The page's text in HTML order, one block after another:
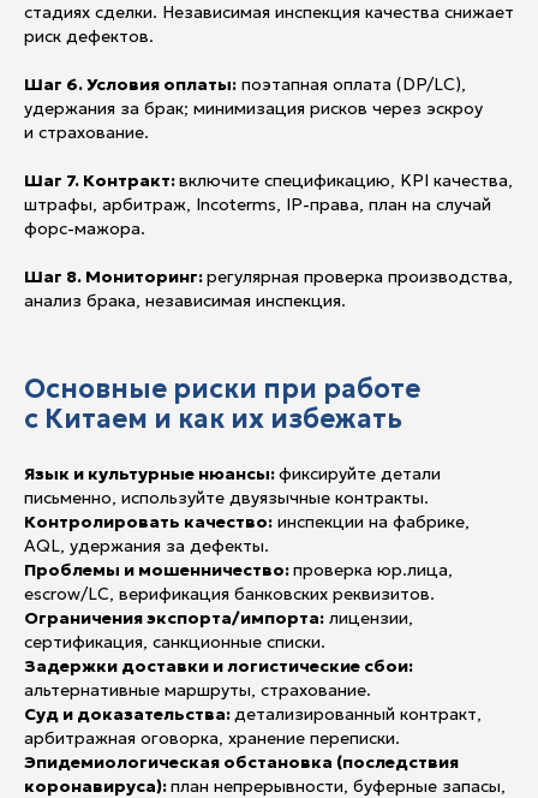
стадиях сделки. Независимая инспекция качества снижает
риск дефектов.
Шаг 6. Условия оплаты: поэтапная оплата (DP/LC),
удержания за брак; минимизация рисков через эскроу
и страхование.
Шаг 7. Контракт:включите спецификацию, KPI качества,
штрафы, арбитраж, Incoterms, IP-права, план на случай
форс-мажора.
Шаг 8. Мониторинг:регулярная проверка производства,
анализ брака, независимая инспекция.
Основные риски при работе
с Китаем и как их избежать
Язык и культурные нюансы:фиксируйте детали
письменно, используйте двуязычные контракты.
Контролировать качество: инспекции на фабрике,
AQL, удержания за дефекты.
Проблемы и мошенничество:проверка юр.лица,
escrow/LC, верификация банковских реквизитов.
Ограничения экспорта/импорта: лицензии,
сертификация, санкционные списки.
Задержки доставки и логистические сбои:
альтернативные маршруты, страхование.
Суд и доказательства:детализированный контракт,
арбитражная оговорка, хранение переписки.
Эпидемиологическая обстановка (последствия
коронавируса):план непрерывности, буферные запасы,